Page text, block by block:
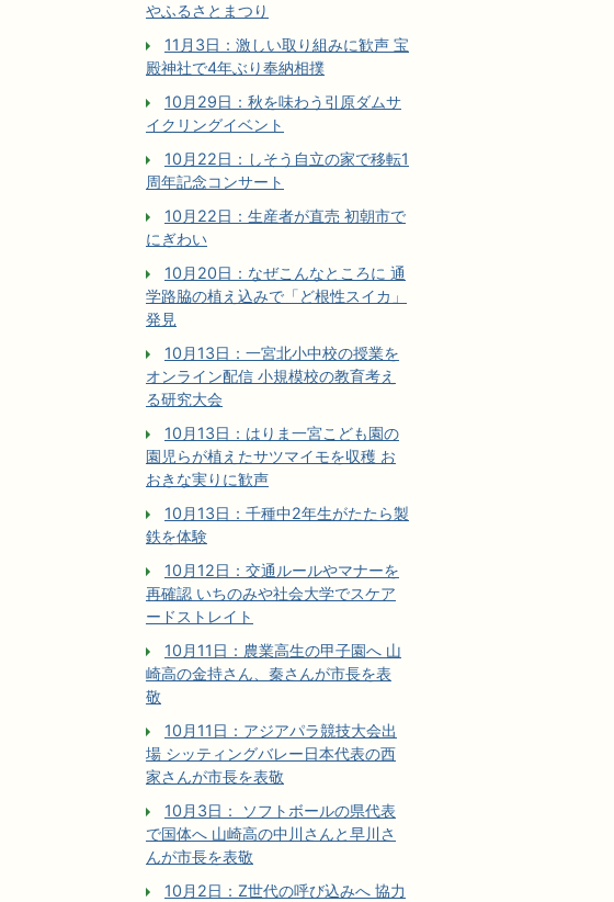
やふるさとまつり
11月3日：激しい取り組みに歓声 宝
殿神社で4年ぶり奉納相撲
10月29日：秋を味わう引原ダムサ
イクリングイベント
10月22日：しそう自立の家で移転1
周年記念コンサート
10月22日：生産者が直売 初朝市で
にぎわい
10月20日：なぜこんなところに 通
学路脇の植え込みで「ど根性スイカ」
発見
10月13日：一宮北小中校の授業を
オンライン配信 小規模校の教育考え
る研究大会
10月13日：はりま一宮こども園の
園児らが植えたサツマイモを収穫 お
おきな実りに歓声
10月13日：千種中2年生がたたら製
鉄を体験
10月12日：交通ルールやマナーを
再確認 いちのみや社会大学でスケア
ードストレイト
10月11日：農業高生の甲子園へ 山
崎高の金持さん、秦さんが市長を表
敬
10月11日：アジアパラ競技大会出
場 シッティングバレー日本代表の西
家さんが市長を表敬
10月3日： ソフトボールの県代表
で国体へ 山崎高の中川さんと早川さ
んが市長を表敬
10月2日：Z世代の呼び込みへ 協力